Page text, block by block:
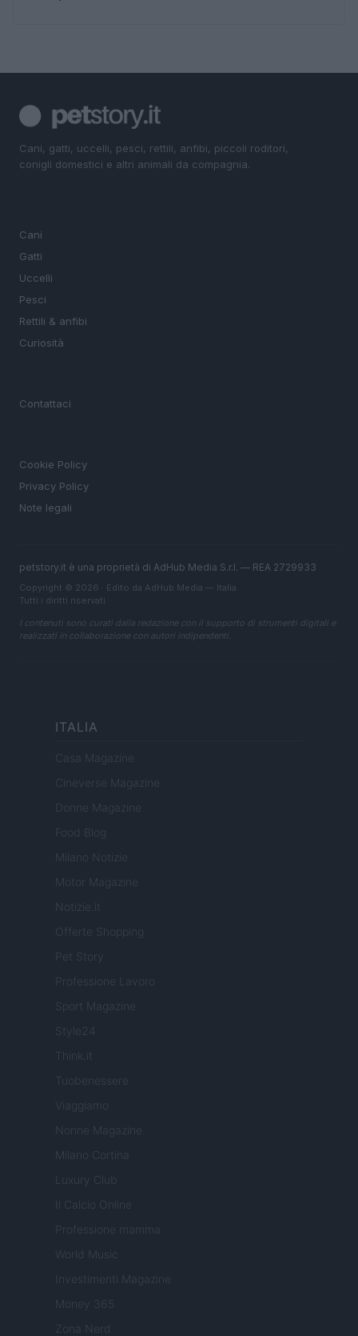
Cani, gatti, uccelli, pesci, rettili, anfibi, piccoli roditori,
conigli domestici e altri animali da compagnia.
Cani
Gatti
Uccelli
Pesci
Rettili & anfibi
Curiosità
Contattaci
Cookie Policy
Privacy Policy
Note legali
petstory.it è una proprietà di AdHub Media S.r.l. — REA 2729933
Copyright © 2026 · Edito da AdHub Media — Italia
Tutti i diritti riservati
I contenuti sono curati dalla redazione con il supporto di strumenti digitali e
realizzati in collaborazione con autori indipendenti.
ITALIA
Casa Magazine
Cineverse Magazine
Donne Magazine
Food Blog
Milano Notizie
Motor Magazine
Notizie.it
Offerte Shopping
Professione Lavoro
Sport Magazine
Style24
Think.it
Tuobenessere
Viaggiamo
Nonne Magazine
Milano Cortina
Luxury Club
Il Calcio Online
Professione mamma
World Music
Investimenti Magazine
Money 365
Zona Nerd